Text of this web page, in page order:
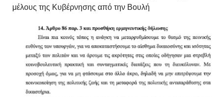
μέλους της Κυβέρνησης από την Βουλή